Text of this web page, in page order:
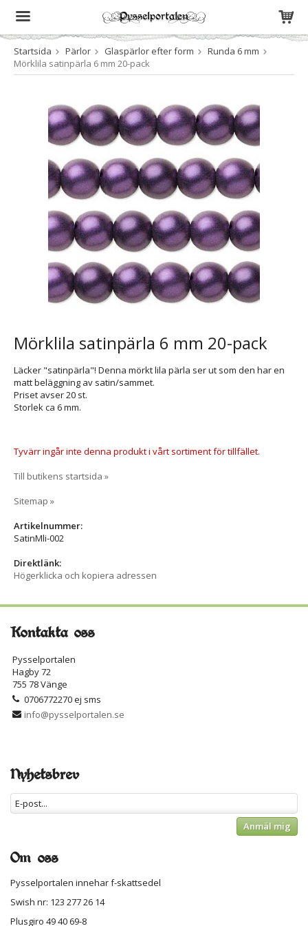
Produkten har blivit tillagd i varukorgen
Startsida Pärlor Glaspärlor efter form
Runda 6 mm
Mörklila satinpärla 6 mm 20-pack
Mörklila satinpärla 6 mm 20-pack
Läcker "satinpärla"! Denna mörkt lila pärla ser ut som den har en
matt beläggning av satin/sammet.
Priset avser 20 st.
Storlek ca 6 mm.
Tyvärr ingår inte denna produkt i vårt sortiment för tillfället.
Till butikens startsida »
Sitemap »
Artikelnummer:
SatinMli-002
Direktlänk:
Högerklicka och kopiera adressen
Kontakta oss
Pysselportalen
Hagby 72
755 78 Vänge
0706772270 ej sms
info@pysselportalen.se
Nyhetsbrev
Anmäl mig
Om oss
Pysselportalen innehar f-skattsedel
Swish nr: 123 277 26 14
Plusgiro 49 40 69-8